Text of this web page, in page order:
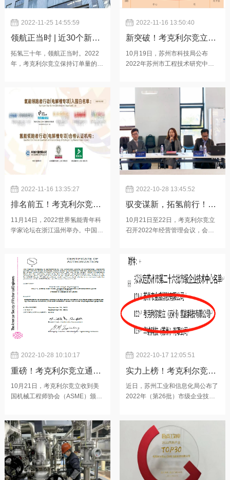
步提升市场占比。截至目前，
总经理，以期在这一发展的重要阶
段，林
2022-11-25 14:55:59
领航正当时 | 近30个新签
订单！2022下半年订单量
暴增，考克利尔竞立稳占
拓氢三十年，领航正当时。2022
年，考克利尔竞立保持订单量的快
100MW，项目包括合成氨、甲
醇、半导体、有色金属、钢铁、多
晶硅、玻璃、交通等应用场景，国
内外28个客户采用了考克利尔竞
立的高效绿色制氢方案。在下半年
的订单中，国内订单占比75%，依
然是考克利尔竞立的主要市场。国
比利时考克利尔集团的销售网络和
新开拓合
2022-11-16 13:50:40
新突破！考克利尔竞立成
功入选苏州市企业工程技
术研究中心
10月19日，苏州市科技局公布
2022年苏州市工程技术研究中心
工程技术研究中心此次”企业工程
技术研究中心“的认定，经企业申
报、专家评审、认定、公示、备案
等，多道权威评估、审核联合做出
的综合评定，是国家为扶持和鼓励
高新技术企业的发展，调整产业结
构而设立的专项资质认定。 考克
利尔竞立工程技术研究中心是以企
业为主体，市场为导向，从组织机
构、人才
2022-11-16 13:35:27
排名前五！考克利尔竞立
入围氢能领跑者行动首期
白名单
11月14日，2022世界氢能青年科
学家论坛在浙江温州举办。中国氢
能领跑者行动首期成果《2022氢
能领跑者行动——碱性水电解制氢
系统测试评价报告》。氢能领跑者
行动对标国际一流技术指标，旨在
推动中国氢能核心自主化技术迭代
创新的标准体系，完善并提升检
测、认证、应用等领域基础服务能
力，引领行业规范发展，助力我国
2022-10-28 13:45:52
驭变谋新，拓氢前行！考
克利尔竞立2022年经营管
理会议圆满举行
10月21日至22日，考克利尔竞立
召开2022年经营管理会议，会议
立邦、考克利尔竞立副总经理高
出席会议，约翰·考克利尔集团氢
能事业部CEO Raphael通过视频
发表了讲话。2022年对于考克利
尔竞立是机遇与挑战并存的一年，
更是收获的一年。考克利尔竞立三
十年磨一剑，各职能部门蓄“十”再
2022-10-28 10:10:17
重磅！考克利尔竞立通过
ASME资质认证
10月21日，考克利尔竞立收到美
国机械工程师协会（ASME）颁发
设备质量保证体系、设备组装质量
保证体系均得到了国际权威机构的
认可，为公司品牌建设再添新辉。
ASME是美国机械工程师学会
（American Society of
2022-10-17 12:05:51
实力上榜！考克利尔竞立
成功入围苏州市企业技术
中心名单
近日，苏州工业和信息化局公布了
2022年（第26批）市级企业技术
家组层层审核与筛选，顺利通过了
吴中区、苏州市发改委的二级评
审，从苏州市参评的1000多家企
业中脱颖而出，荣获“苏州市企业
技术中心”称号。企业技术中心是